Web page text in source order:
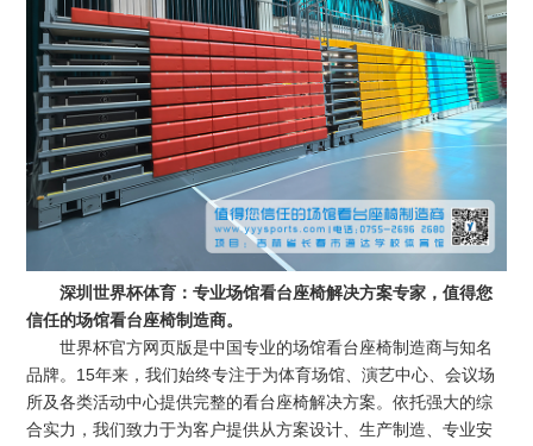
深圳世界杯体育：专业场馆看台座椅解决方案专家，值得您
信任的场馆看台座椅制造商。
世界杯官方网页版是中国专业的场馆看台座椅制造商与知名
品牌。15年来，我们始终专注于为体育场馆、演艺中心、会议场
所及各类活动中心提供完整的看台座椅解决方案。依托强大的综
合实力，我们致力于为客户提供从方案设计、生产制造、专业安